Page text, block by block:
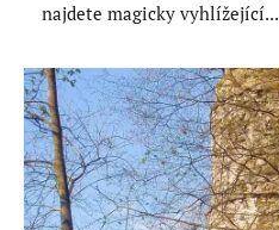
najdete magicky vyhlížející...